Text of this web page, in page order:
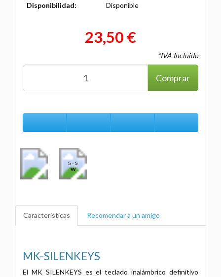
Disponibilidad: Disponible
23,50 €
*IVA Incluido
Comprar
5 - 5
W
Características Recomendar a un amigo
MK-SILENKEYS
El MK SILENKEYS es el teclado inalámbrico definitivo